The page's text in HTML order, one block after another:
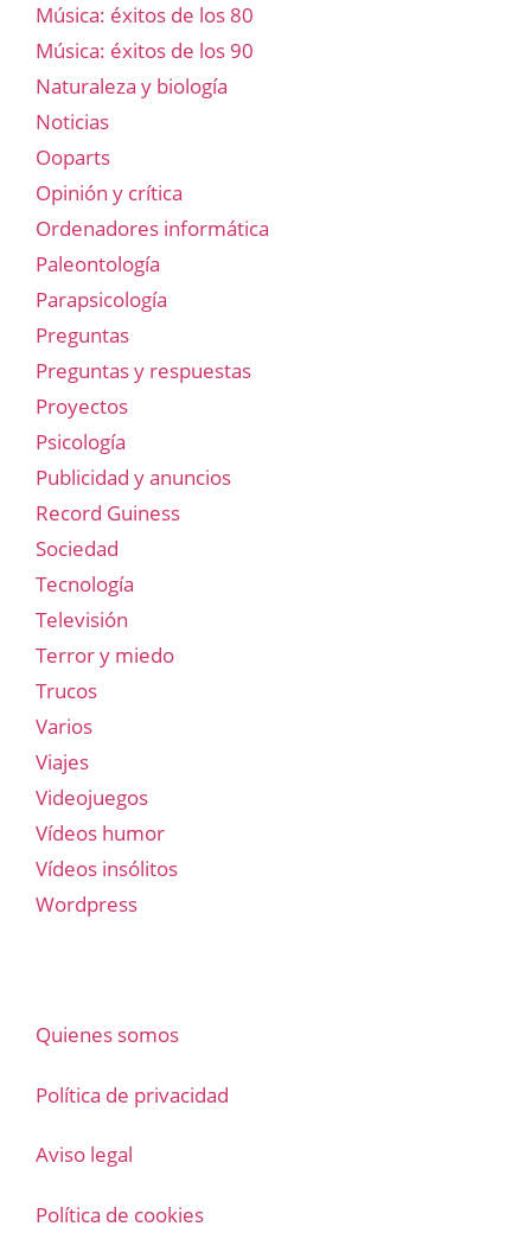
Música: éxitos de los 80
Música: éxitos de los 90
Naturaleza y biología
Noticias
Ooparts
Opinión y crítica
Ordenadores informática
Paleontología
Parapsicología
Preguntas
Preguntas y respuestas
Proyectos
Psicología
Publicidad y anuncios
Record Guiness
Sociedad
Tecnología
Televisión
Terror y miedo
Trucos
Varios
Viajes
Videojuegos
Vídeos humor
Vídeos insólitos
Wordpress
Quienes somos
Política de privacidad
Aviso legal
Política de cookies